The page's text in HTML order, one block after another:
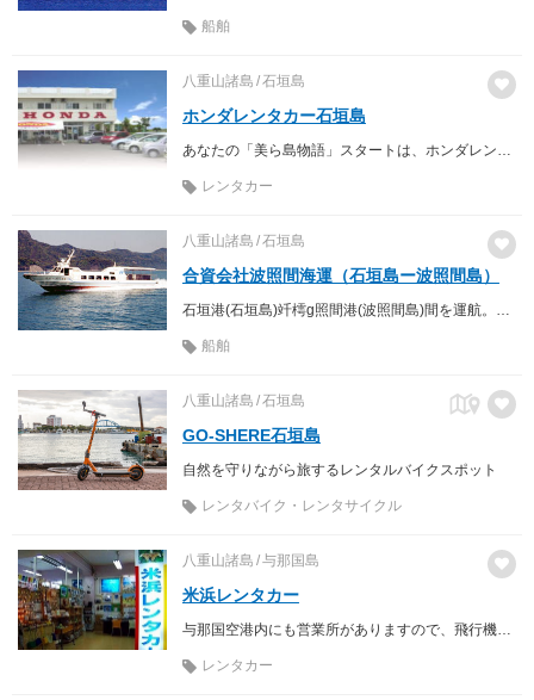
船舶
八重山諸島 石垣島
ホンダレンタカー石垣島
レンタカー
八重山諸島 石垣島
合資会社波照間海運（石垣島ー波照間島）
船舶
八重山諸島 石垣島
GO-SHERE石垣島
自然を守りながら旅するレンタルバイクスポット
レンタバイク・レンタサイクル
八重山諸島 与那国島
米浜レンタカー
与那国空港内にも営業所がありますので、飛行機から降りたらすぐご利用いただけます。
レンタカー